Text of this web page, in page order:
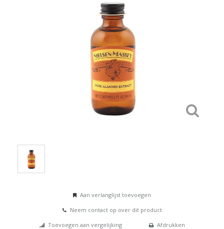
Aan verlanglijst toevoegen
Neem contact op over dit product
Toevoegen aan vergelijking
Afdrukken